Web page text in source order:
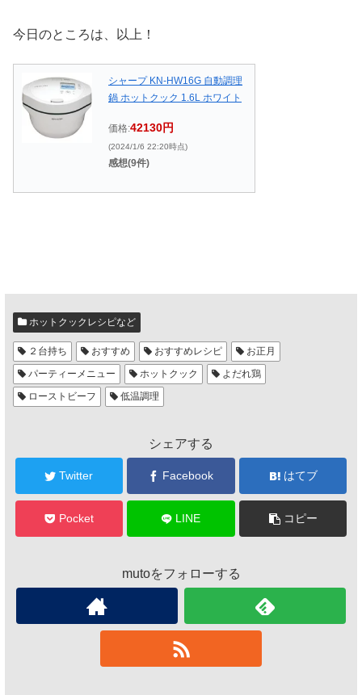
今日のところは、以上！
シャープ KN-HW16G 自動調理
鍋 ホットクック 1.6L ホワイト
価格:42130円
(2024/1/6 22:20時点)
感想(9件)
ホットクックレシピなど
２台持ち おすすめ おすすめレシピ
お正月
パーティーメニュー
ホットクック
よだれ鶏
ローストビーフ
低温調理
シェアする
Twitter Facebook はてブ
Pocket LINE コピー
mutoをフォローする